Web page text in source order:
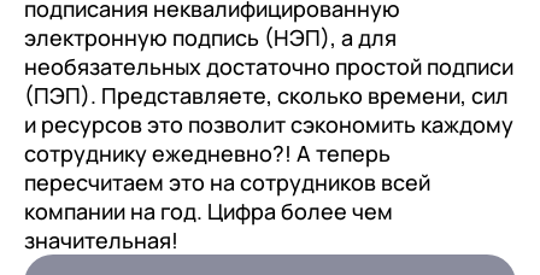
подписания неквалифицированную
электронную подпись (НЭП), а для
необязательных достаточно простой подписи
(ПЭП). Представляете, сколько времени, сил
и ресурсов это позволит сэкономить каждому
сотруднику ежедневно?! А теперь
пересчитаем это на сотрудников всей
компании на год. Цифра более чем
значительная!